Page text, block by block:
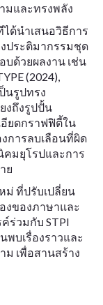
มและทรงพลัง
ด้นำเสนอวิธีการ
ประติมากรรมชุด
ด้วยผลงาน เช่น
(2024),
นรูปทรง
งถึงรูปปั้น
ยดกราฟฟิตี้ใน
การลบเลือนที่ผิด
มยุโรปและการ
ย
ม่ ที่ปรับเปลี่ยน
งของภาษาและ
ร่วมกับ STPI
พบเรื่องราวและ
เพื่อสานสร้าง